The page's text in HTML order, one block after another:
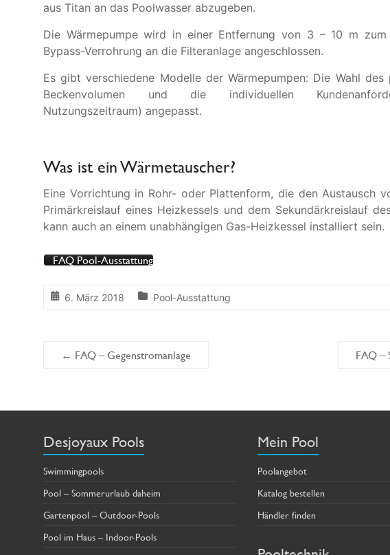
aus Titan an das Poolwasser abzugeben.
Die Wärmepumpe wird in einer Entfernung von 3 – 10 m
Bypass-Verrohrung an die Filteranlage angeschlossen.
Es gibt verschiedene Modelle der Wärmepumpen: Die Wahl
Beckenvolumen und die individuellen
Nutzungszeitraum) angepasst.
Was ist ein Wärmetauscher?
Eine Vorrichtung in Rohr- oder Plattenform, die den Austausch
Primärkreislauf eines Heizkessels und dem Sekundärkreislauf
kann auch an einem unabhängigen Gas-Heizkessel installiert sein.
FAQ Pool-Ausstattung
6. März 2018 Pool-Ausstattung
← FAQ – Gegenstromanlage FAQ –
Desjoyaux Pools
Swimmingpools
Pool – Sommerurlaub daheim
Gartenpool – Outdoor-Pools
Pool im Haus – Indoor-Pools
Mein Pool
Poolangebot
Katalog bestellen
Händler finden